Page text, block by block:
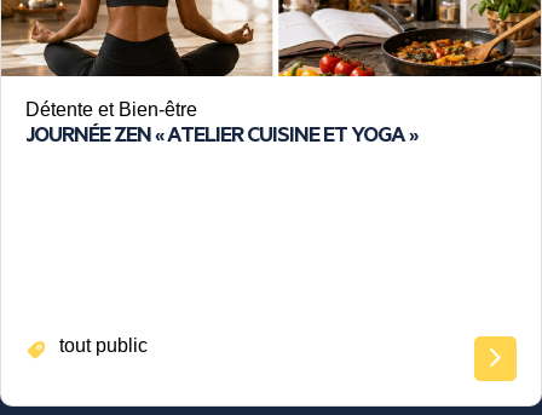
Détente et Bien-être
JOURNÉE ZEN « ATELIER CUISINE ET YOGA »
tout public